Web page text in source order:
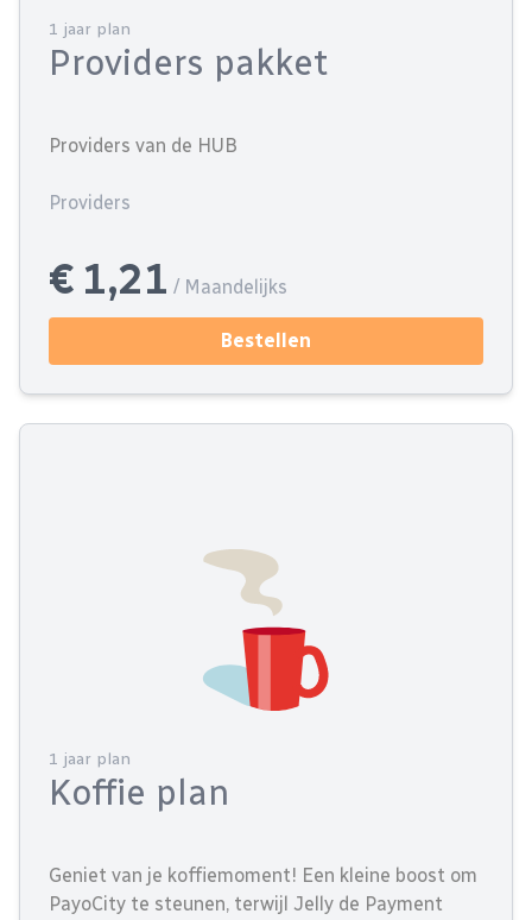
1 jaar plan
Providers pakket
Providers van de HUB
Providers
€ 1,21 / Maandelijks
Bestellen
1 jaar plan
Koffie plan
Geniet van je koffiemoment! Een kleine boost om
PayoCity te steunen, terwijl Jelly de Payment